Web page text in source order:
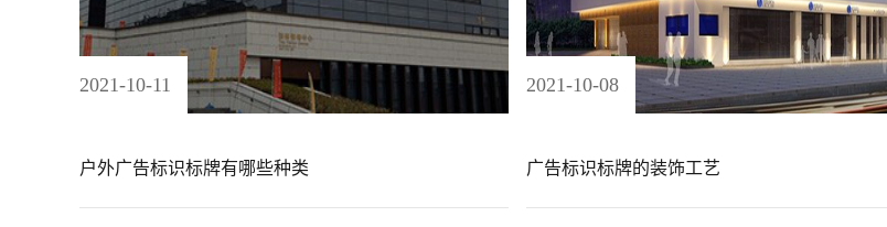
户外广告标识标牌有哪些种类
2021-10-11
广告标识标牌的装饰工艺
2021-10-08